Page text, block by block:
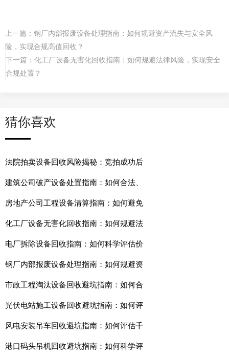
上一篇： 钢厂内部报废设备处理指南：如何规避资产流失与安全风
险，实现合规高值回收？
下一篇： 化工厂设备无害化回收指南：如何规避法律风险，实现安全
合规处置？
猜你喜欢
法院拍卖设备回收风险揭秘：竞拍成功后
建筑公司破产设备处置指南：如何合法、
房地产公司工程设备清算指南：如何避免
化工厂设备无害化回收指南：如何规避法
电厂拆除设备回收指南：如何科学评估价
钢厂内部报废设备处理指南：如何规避资
市政工程淘汰设备回收避坑指南：如何合
光伏电站施工设备回收避坑指南：如何评
风电安装吊车回收避坑指南：如何评估千
港口码头吊机回收避坑指南：如何科学评